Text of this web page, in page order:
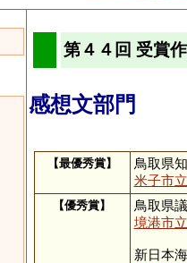
第４４回 受賞
感想文部門
【最優秀賞】
鳥取県
米子市
【優秀賞】
鳥取県
境港市
新日本